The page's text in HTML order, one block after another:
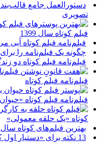
دستورالعمل جامع
تصویری
فیلم کوتاه سال 1399
فیلم‌نامه فیلم کوتاه آبی
چگونه یک فیلم‌نامه را برای
فیلم‌نامه فیلم کوتاه دو
فیلم‌نامه فیلم کوتاه
فیلم‌نامه فیلم کوتاه
کوتاه «یک حلقه معمولی»
بهترین فیلم‌های کوتاه سال 1403 به انتخاب فیدان
13 نکته برای «دستیار اول کارگردان» بهتری بودن